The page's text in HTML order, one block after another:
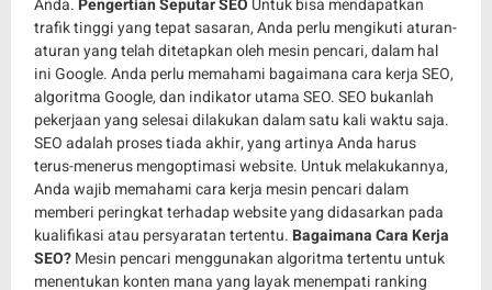
trafik tinggi yang tepat sasaran, Anda perlu mengikuti aturan-
aturan yang telah ditetapkan oleh mesin pencari, dalam hal
ini Google. Anda perlu memahami bagaimana cara kerja SEO,
algoritma Google, dan indikator utama SEO. SEO bukanlah
pekerjaan yang selesai dilakukan dalam satu kali waktu saja.
SEO adalah proses tiada akhir, yang artinya Anda harus
terus-menerus mengoptimasi website. Untuk melakukannya,
Anda wajib memahami cara kerja mesin pencari dalam
memberi peringkat terhadap website yang didasarkan pada
kualifikasi atau persyaratan tertentu. Bagaimana Cara Kerja
SEO?Mesin pencari menggunakan algoritma tertentu untuk
menentukan konten mana yang layak menempati ranking